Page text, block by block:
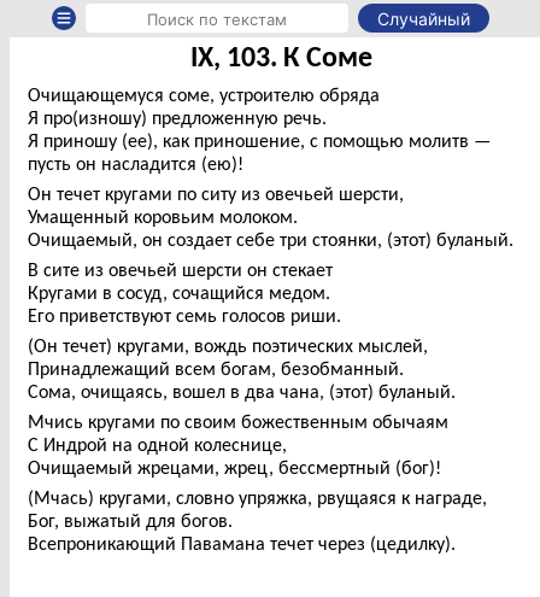
Случайный
IX, 103. К Соме
Очищающемуся соме, устроителю обряда
Я про(изношу) предложенную речь.
Я приношу (ее), как приношение, с помощью молитв —
пусть он насладится (ею)!
Он течет кругами по ситу из овечьей шерсти,
Умащенный коровьим молоком.
Очищаемый, он создает себе три стоянки, (этот) буланый.
В сите из овечьей шерсти он стекает
Кругами в сосуд, сочащийся медом.
Его приветствуют семь голосов риши.
(Он течет) кругами, вождь поэтических мыслей,
Принадлежащий всем богам, безобманный.
Сома, очищаясь, вошел в два чана, (этот) буланый.
Мчись кругами по своим божественным обычаям
С Индрой на одной колеснице,
Очищаемый жрецами, жрец, бессмертный (бог)!
(Мчась) кругами, словно упряжка, рвущаяся к награде,
Бог, выжатый для богов.
Всепроникающий Павамана течет через (цедилку).